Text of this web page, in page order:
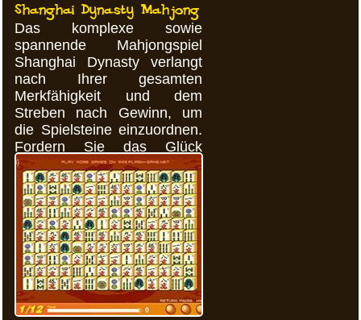
Shanghai Dynasty Mahjong
Das komplexe sowie
spannende Mahjongspiel
Shanghai Dynasty verlangt
nach Ihrer gesamten
Merkfähigkeit und dem
Streben nach Gewinn, um
die Spielsteine einzuordnen.
Fordern Sie das Glück
heraus und gewinnen Sie
das Spiel!